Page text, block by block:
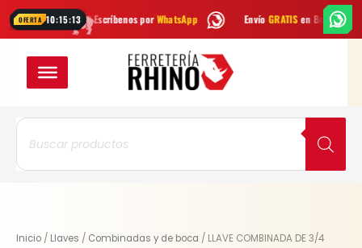
OFERTA 10:15:13
¿Dudas? Escríbenos porWhatsApp Envío GRATISen Bogotá
Búsqueda
productos
Inicio / Llaves / Combinadas y de boca / LLAVE COMBINADA DE 3/4